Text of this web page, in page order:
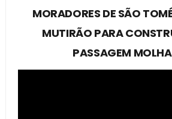
MORADORES DE SÃO
MUTIRÃO PARA
PASSAGEM